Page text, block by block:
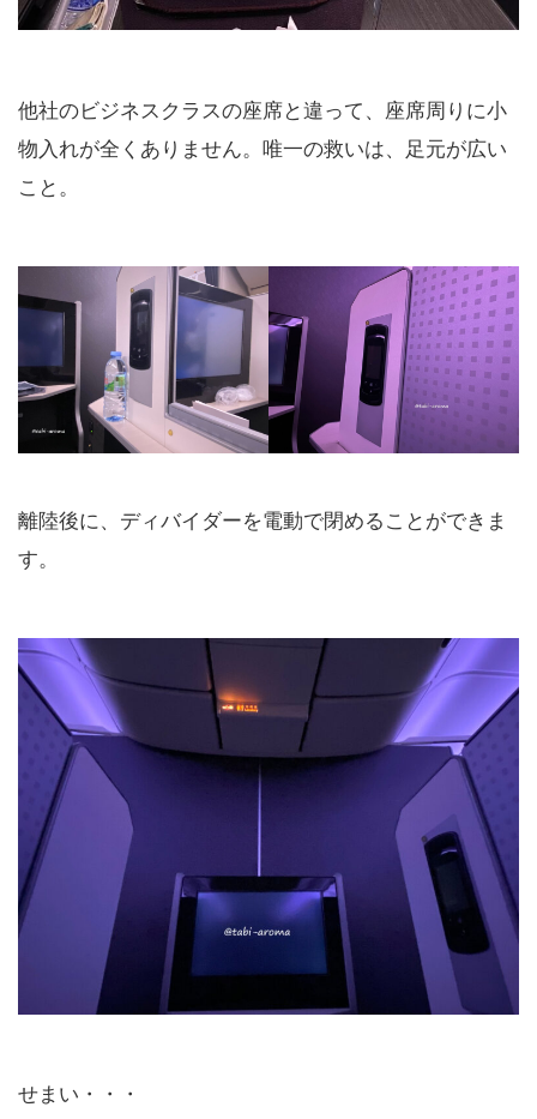
他社のビジネスクラスの座席と違って、座席周りに小
物入れが全くありません。唯一の救いは、足元が広い
こと。
離陸後に、ディバイダーを電動で閉めることができま
す。
せまい・・・